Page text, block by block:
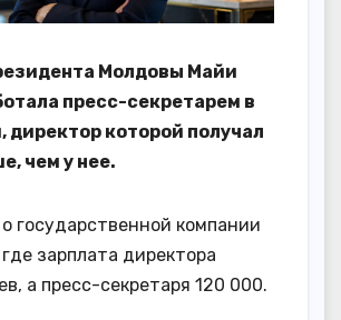
Молдовы Майи
пресс-секретарем в
директор которой получал
чем у нее.
государственной компании
где зарплата директора
а пресс-секретаря 120 000.